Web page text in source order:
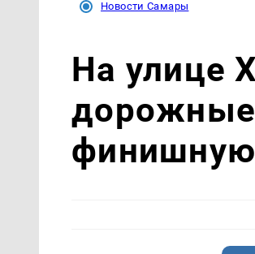
Новости Самары
На улице
дорожные